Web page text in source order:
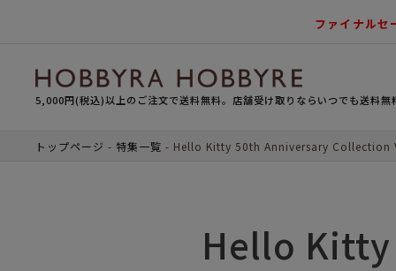
ファイナル
5,000円(税込)以上のご注文で送料無料。店舗受け取りならいつでも送料無
トップページ 特集一覧 Hello Kitty 50th Anniversary Collection
Hello